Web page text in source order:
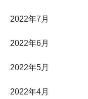
2022年7月
2022年6月
2022年5月
2022年4月